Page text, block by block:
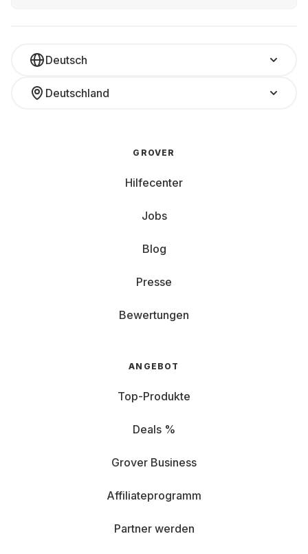
Deutsch
Deutschland
GROVER
Hilfecenter
Jobs
Blog
Presse
Bewertungen
ANGEBOT
Top-Produkte
Deals %
Grover Business
Affiliateprogramm
Partner werden